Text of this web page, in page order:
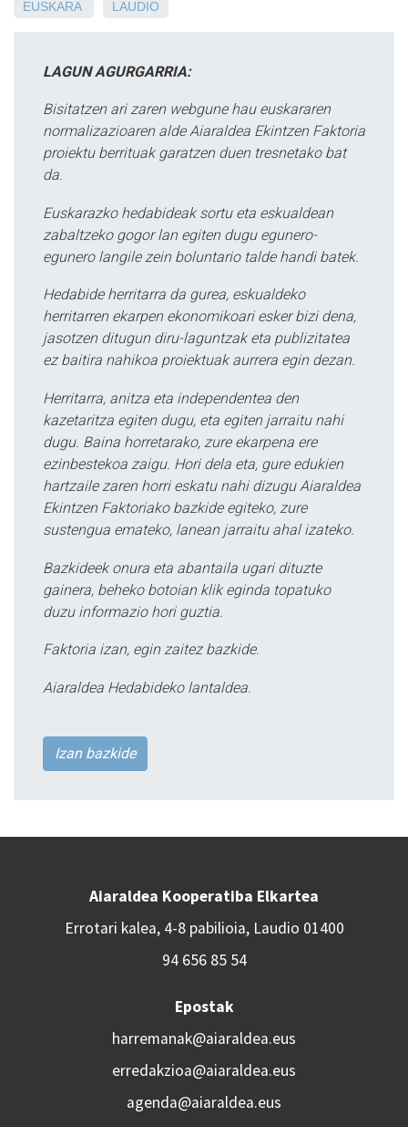
EUSKARA LAUDIO
LAGUN AGURGARRIA:
Bisitatzen ari zaren webgune hau euskararen
normalizazioaren alde Aiaraldea Ekintzen Faktoria
proiektu berrituak garatzen duen tresnetako bat
da.
Euskarazko hedabideak sortu eta eskualdean
zabaltzeko gogor lan egiten dugu egunero-
egunero langile zein boluntario talde handi batek.
Hedabide herritarra da gurea, eskualdeko
herritarren ekarpen ekonomikoari esker bizi dena,
jasotzen ditugun diru-laguntzak eta publizitatea
ez baitira nahikoa proiektuak aurrera egin dezan.
Herritarra, anitza eta independentea den
kazetaritza egiten dugu, eta egiten jarraitu nahi
dugu. Baina horretarako, zure ekarpena ere
ezinbestekoa zaigu. Hori dela eta, gure edukien
hartzaile zaren horri eskatu nahi dizugu Aiaraldea
Ekintzen Faktoriako bazkide egiteko, zure
sustengua emateko, lanean jarraitu ahal izateko.
Bazkideek onura eta abantaila ugari dituzte
gainera, beheko botoian klik eginda topatuko
duzu informazio hori guztia.
Faktoria izan, egin zaitez bazkide.
Aiaraldea Hedabideko lantaldea.
Izan bazkide
Aiaraldea Kooperatiba Elkartea
Errotari kalea, 4-8 pabilioia, Laudio 01400
94 656 85 54
Epostak
harremanak@aiaraldea.eus
erredakzioa@aiaraldea.eus
agenda@aiaraldea.eus